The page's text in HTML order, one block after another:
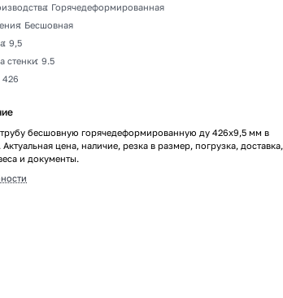
: Горячедеформированная
: Бесшовная
: 9,5
стенки: 9.5
426
бесшовную горячедеформированную ду 426х9,5 мм в
Актуальная цена, наличие, резка в размер, погрузка, доставка,
и документы.